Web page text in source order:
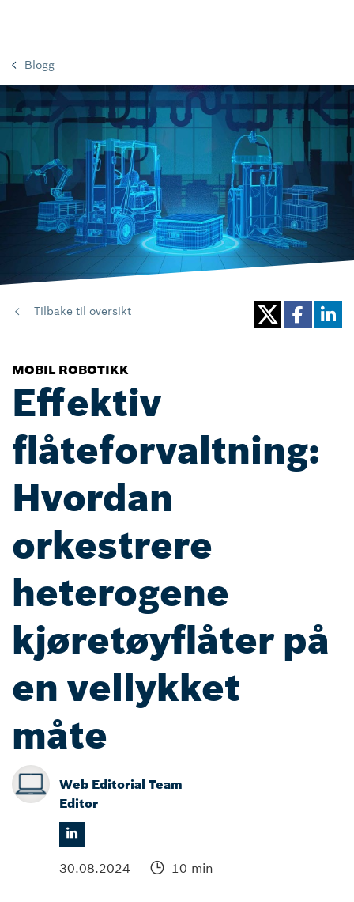
Blogg
Tilbake til oversikt
MOBIL ROBOTIKK
Effektiv
flåteforvaltning:
Hvordan
orkestrere
heterogene
kjøretøyflåter på
en vellykket
måte
Web Editorial Team
Editor
30.08.2024 10 min